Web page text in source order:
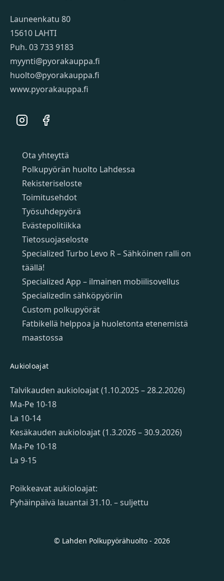
Launeenkatu 80
15610 LAHTI
Puh. 03 733 9183
myynti@pyorakauppa.fi
huolto@pyorakauppa.fi
www.pyorakauppa.fi
InstagramFacebook
SivutOta yhteyttä
Polkupyörän huolto Lahdessa
Rekisteriseloste
Toimitusehdot
Työsuhdepyörä
Evästepolitiikka
Tietosuojaseloste
Specialized Turbo Levo R – Sähköinen ralli on
täällä!
Specialized App – ilmainen mobiilisovellus
Specializedin sähköpyöriin
Custom polkupyörät
Fatbikellä helppoa ja huoletonta etenemistä
maastossa
Aukioloajat
Talvikauden aukioloajat (1.10.2025 – 28.2.2026)
Ma-Pe 10-18
La 10-14
Kesäkauden aukioloajat (1.3.2026 – 30.9.2026)
Ma-Pe 10-18
La 9-15
Poikkeavat aukioloajat:
Pyhäinpäivä lauantai 31.10. – suljettu
© Lahden Polkupyörähuolto - 2026